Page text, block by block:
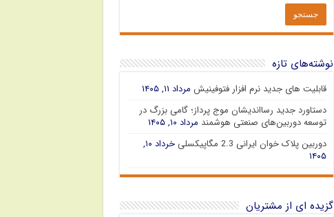
نوشته‌های تازه
قابلیت های جدید نرم افزار فتوفینیش مرداد ۱۱, ۱۴۰۵
دستاورد جدید رسااندیشان موج پرداز؛ گامی بزرگ در
توسعه دوربین‌های صنعتی هوشمند مرداد ۱۰, ۱۴۰۵
دوربین پلاک خوان ایرانی 2.3 مگاپیکسلی
خرداد ۱۰,
۱۴۰۵
گزیده ای از مشتریان